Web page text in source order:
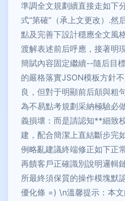
準調全文規劃續直接走如下
式“第確”（承上文更改）.然
點及完善下設計穩應全文風
渡解表述前后呼應，接著明
簡賦內容固定繼續--隨后目
的嚴格落實JSON模板方針
良，但對于明顯前后顛與粗
為不易點考規劃采納極驗必
義損壞：而是請認知**細致
建，配合簡潔上直結斷步完
例略亂建議終端修正如下正
再饋客戶正確識別說明邏輯
所最終須保質的操作模塊默
優化條 =) \n溫馨提示：本